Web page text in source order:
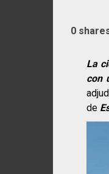
0
La
con
de